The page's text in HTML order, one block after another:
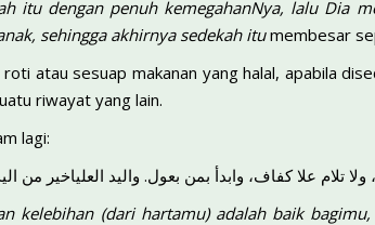
itu dengan penuh kemegahanNya, lalu Dia
sehingga akhirnya sedekah itumembesar
atau sesuap makanan yang halal, apabila
riwayat yang lain.
lagi:
علا كفاف، وابدأ بمن بعول. واليد العلياخير من
kelebihan (dari hartamu) adalah baik